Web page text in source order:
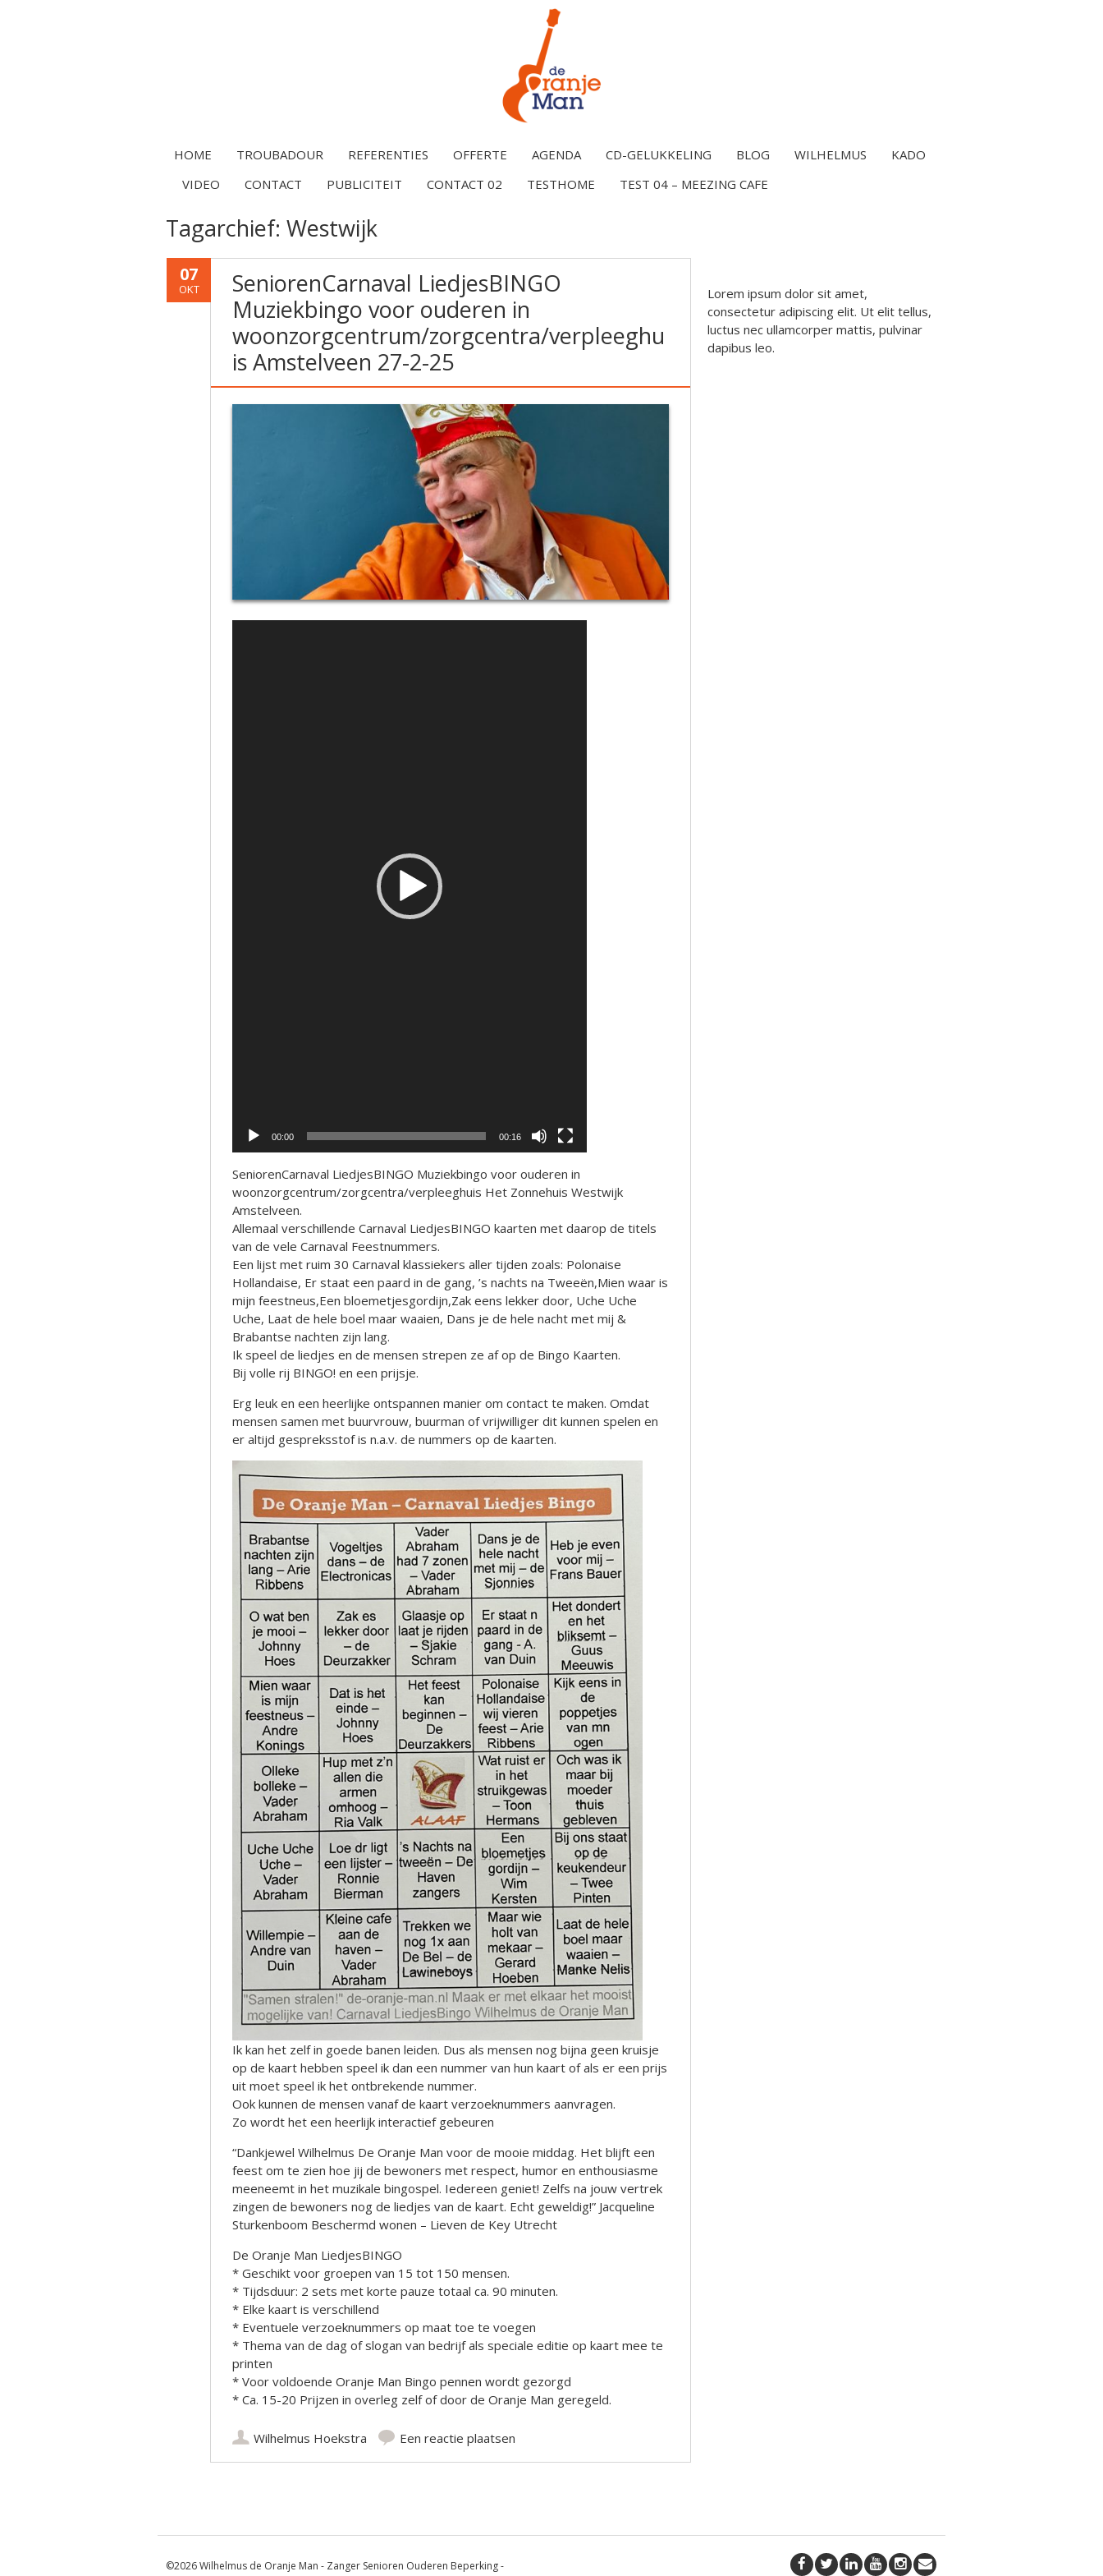
HOME TROUBADOUR REFERENTIES OFFERTE AGENDA CD-GELUKKELING BLOG WILHELMUS
KADO
VIDEO
CONTACT PUBLICITEIT CONTACT 02 TESTHOME TEST 04 – MEEZING CAFE
Tagarchief: Westwijk
07
OKT
SeniorenCarnaval LiedjesBINGO
Muziekbingo voor ouderen in
woonzorgcentrum/zorgcentra/verpleeghu
is Amstelveen 27-2-25
00:00 00:16
SeniorenCarnaval LiedjesBINGO Muziekbingo voor ouderen in
woonzorgcentrum/zorgcentra/verpleeghuis Het Zonnehuis Westwijk
Amstelveen.
Allemaal verschillende Carnaval LiedjesBINGO kaarten met daarop de titels
van de vele Carnaval Feestnummers.
Een lijst met ruim 30 Carnaval klassiekers aller tijden zoals: Polonaise
Hollandaise, Er staat een paard in de gang, ’s nachts na Tweeën,Mien waar is
mijn feestneus,Een bloemetjesgordijn,Zak eens lekker door, Uche Uche
Uche, Laat de hele boel maar waaien, Dans je de hele nacht met mij &
Brabantse nachten zijn lang.
Ik speel de liedjes en de mensen strepen ze af op de Bingo Kaarten.
Bij volle rij BINGO! en een prijsje.
Erg leuk en een heerlijke ontspannen manier om contact te maken. Omdat
mensen samen met buurvrouw, buurman of vrijwilliger dit kunnen spelen en
er altijd gespreksstof is n.a.v. de nummers op de kaarten.
Ik kan het zelf in goede banen leiden. Dus als mensen nog bijna geen kruisje
op de kaart hebben speel ik dan een nummer van hun kaart of als er een prijs
uit moet speel ik het ontbrekende nummer.
Ook kunnen de mensen vanaf de kaart verzoeknummers aanvragen.
Zo wordt het een heerlijk interactief gebeuren
“Dankjewel Wilhelmus De Oranje Man voor de mooie middag. Het blijft een
feest om te zien hoe jij de bewoners met respect, humor en enthousiasme
meeneemt in het muzikale bingospel. Iedereen geniet! Zelfs na jouw vertrek
zingen de bewoners nog de liedjes van de kaart. Echt geweldig!” Jacqueline
Sturkenboom Beschermd wonen – Lieven de Key Utrecht
De Oranje Man LiedjesBINGO
* Geschikt voor groepen van 15 tot 150 mensen.
* Tijdsduur: 2 sets met korte pauze totaal ca. 90 minuten.
* Elke kaart is verschillend
* Eventuele verzoeknummers op maat toe te voegen
* Thema van de dag of slogan van bedrijf als speciale editie op kaart mee te
printen
* Voor voldoende Oranje Man Bingo pennen wordt gezorgd
* Ca. 15-20 Prijzen in overleg zelf of door de Oranje Man geregeld.
Wilhelmus Hoekstra Een reactie plaatsen
Lorem ipsum dolor sit amet,
consectetur adipiscing elit. Ut elit tellus,
luctus nec ullamcorper mattis, pulvinar
dapibus leo.
©2026 Wilhelmus de Oranje Man - Zanger Senioren Ouderen Beperking -